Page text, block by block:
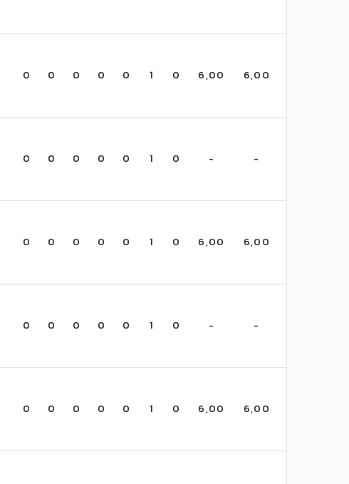
0 0 0 0 0 1 0 6,00 6,00
0 0 0 0 0 1 0 - -
0 0 0 0 0 1 0 6,00 6,00
0 0 0 0 0 1 0 - -
0 0 0 0 0 1 0 6,00 6,00